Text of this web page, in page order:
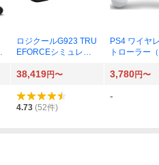
ロジクールG923 TRU
EFORCEシミュレー
イール
PS4 ワイヤ
トローラー
ー・ホワイ
38,419円〜 3,780円〜
4.73 (52件)
-